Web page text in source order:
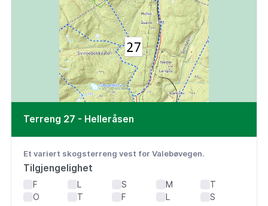
Terreng 27 - Helleråsen
Et variert skogsterreng vest for Valebøvegen.
Tilgjengelighet
F L S M
T
O
T F L S